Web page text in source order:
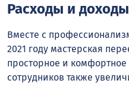
Расходы и доходы
Вместе с
2021 году мастерская
просторное и
сотрудников также